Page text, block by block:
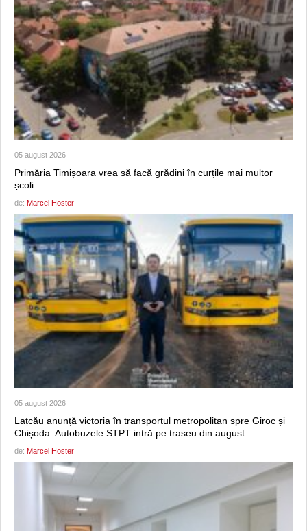
05 august 2026
Primăria Timișoara vrea să facă grădini în curțile mai multor
școli
de: Marcel Hoster
05 august 2026
Lațcău anunță victoria în transportul metropolitan spre Giroc și
Chișoda. Autobuzele STPT intră pe traseu din august
de: Marcel Hoster